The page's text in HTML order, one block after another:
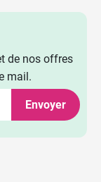
de nos offres
mail.
Envoyer